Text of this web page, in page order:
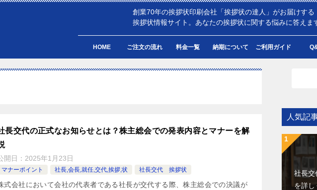
創業70年の挨拶状印刷会社「挨拶状の達人」がお届けする
挨拶状情報サイト。あなたの挨拶状に関する悩みに答えま
HOME ご注文の流れ 料金一覧 納期について ご利用ガイド
長交代の正式なお知らせとは？株主総会での発表内容とマナーを解
開日： 2025年1月23日
マナーポイント 社長,会長,就任,交代,挨拶,状 社長交代 挨拶状
式会社において会社の代表者である社長が交代する際、株主総会での決議が
人気記
社長交
を詳し